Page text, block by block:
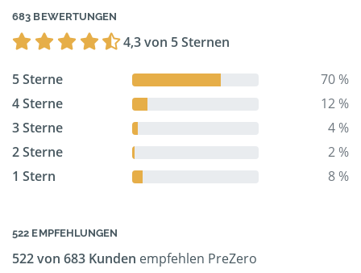
683 BEWERTUNGEN
4,3 von 5 Sternen
5 Sterne
70 %
4 Sterne
12 %
3 Sterne
4 %
2 Sterne
2 %
1 Stern
8 %
522 EMPFEHLUNGEN
522 von 683 Kunden empfehlen PreZero